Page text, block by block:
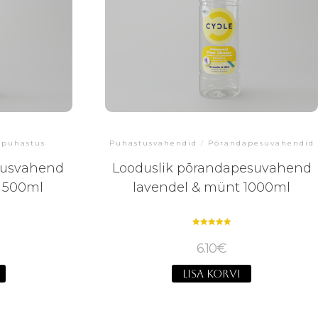
Puhastusvahendid / Põrandapesuvahendid
Looduslik põrandapesuvahend
lavendel & münt 1000ml
/ 5
6.10€
LISA KORVI